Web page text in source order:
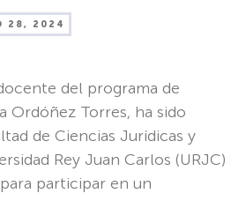
28, 2024
del programa de
Ordóñez Torres, ha sido
de Ciencias Jurídicas y
Rey Juan Carlos (URJC)
participar en un